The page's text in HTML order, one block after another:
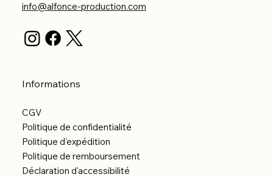
info@alfonce-production.com
Informations
CGV
Politique de confidentialité
Politique d'expédition
Politique de remboursement
Déclaration d'accessibilité